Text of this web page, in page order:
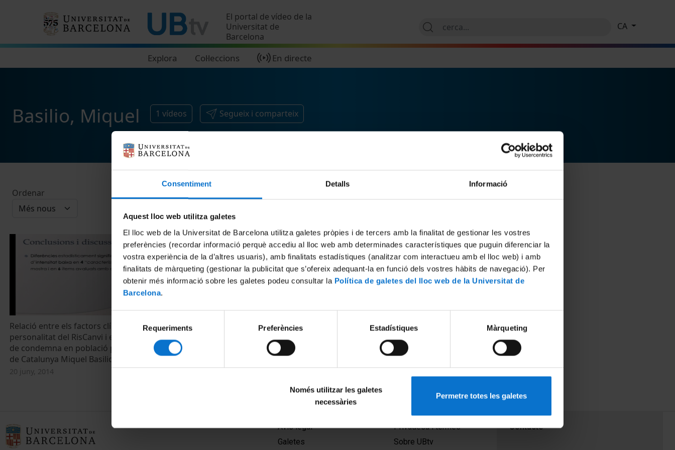
Consentiment Detalls Informació
Aquest lloc web utilitza galetes
El lloc web de la Universitat de Barcelona utilitza galetes pròpies i de tercers amb la finalitat de gestionar les vostres
preferències (recordar informació perquè accediu al lloc web amb determinades característiques que puguin diferenciar la
vostra experiència de la d’altres usuaris), amb finalitats estadístiques (analitzar com interactueu amb el lloc web) i amb
finalitats de màrqueting (gestionar la publicitat que s’ofereix adequant-la en funció dels vostres hàbits de navegació). Per
obtenir més informació sobre les galetes podeu consultar la Política de galetes del lloc web de la Universitat de
Barcelona.
consentiment
Requeriments Preferències Estadístiques Màrqueting
Només utilitzar les galetes
necessàries
Permetre totes les galetes
El portal de vídeo de la
Universitat de
Barcelona
Explora Col·leccions En directe
CA
Basilio, Miquel 1 vídeos Segueix i comparteix
Ordenar
Relació entre els factors clínics i de
personalitat del RisCanvi i el trencament
de condemna en població penitenciària
de Catalunya Miquel Basilio
20 juny, 2014
Avís legal
Galetes
Privadesa i termes
Sobre UBtv
Contacte